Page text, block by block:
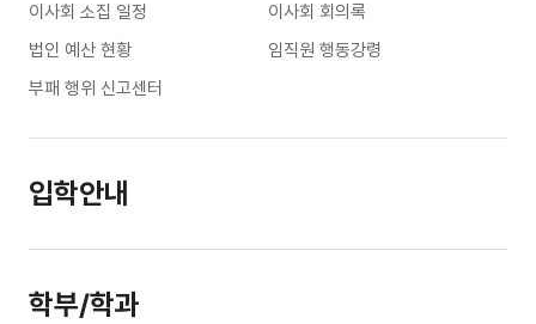
이사회 소집 일정
이사회 회의록
법인 예산 현황
임직원 행동강령
부패 행위 신고센터
입학안내
학부/학과